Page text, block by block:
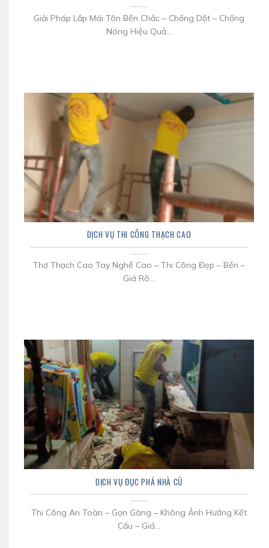
Giải Pháp Lắp Mái Tôn Bền Chắc – Chống Dột – Chống
Nóng Hiệu Quả...
DỊCH VỤ THI CÔNG THẠCH CAO
Thợ Thạch Cao Tay Nghề Cao – Thi Công Đẹp – Bền –
Giá Rõ...
DỊCH VỤ ĐỤC PHÁ NHÀ CŨ
Thi Công An Toàn – Gọn Gàng – Không Ảnh Hưởng Kết
Cấu – Giá...